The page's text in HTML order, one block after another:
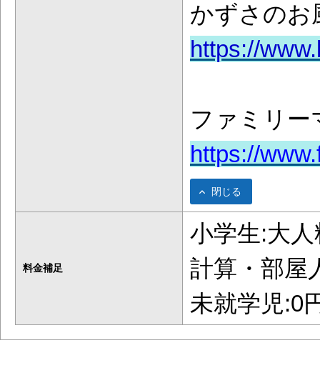
かずさのお
https://
ファミリー
https://
閉じる
料金補足
小学生:大
計算・部屋
未就学児:0